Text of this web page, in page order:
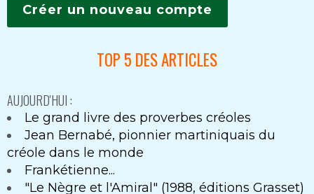
TOP 5 DES ARTICLES
AUJOURD'HUI :
Le grand livre des proverbes créoles
Jean Bernabé, pionnier martiniquais du
créole dans le monde
Frankétienne...
"Le Nègre et l'Amiral" (1988, éditions Grasset)